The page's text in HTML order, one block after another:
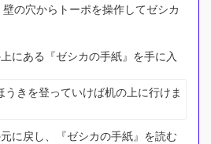
の穴からトーポを操作してゼシカ
にある『ゼシカの手紙』を手に入
うきを登っていけば机の上に行けま
に戻し、『ゼシカの手紙』を読む